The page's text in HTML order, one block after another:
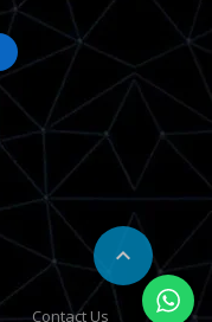
Contact Us
